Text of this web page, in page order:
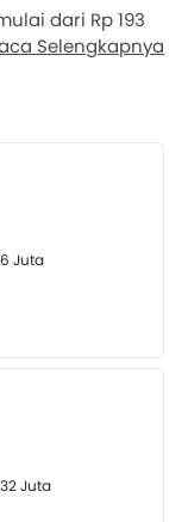
dari Rp 193
mesin
Ayla 1.2L R CVT
Selengkapnya
Juta
Juta